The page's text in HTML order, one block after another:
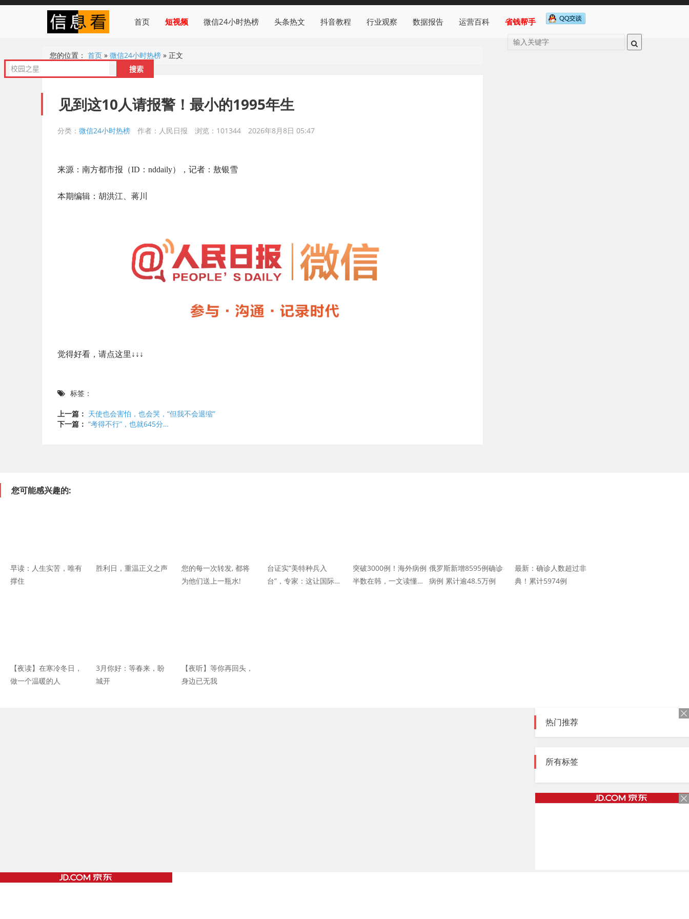
首页 短视频 微信24小时热榜 头条热文 抖音教程 行业观察 数据报告 运营百科 省钱帮手
您的位置： 首页 » 微信24小时热榜 » 正文
见到这10人请报警！最小的1995年生
分类： 微信24小时热榜 作者：人民日报 浏览：101344 2026年8月8日 05:47
来源：南方都市报（ID：nddaily），记者：敖银雪
本期编辑：胡洪江、蒋川
觉得好看，请点这里↓↓↓
标签：
上一篇： 天使也会害怕，也会哭，“但我不会退缩”
下一篇： “考得不行”，也就645分…
您可能感兴趣的:
早读：人生实苦，唯有
撑住
胜利日，重温正义之声
您的每一次转发, 都将
为他们送上一瓶水!
台证实“美特种兵入
台”，专家：这让国际社
突破3000例！海外病例
半数在韩，一文读懂韩
俄罗斯新增8595例确诊
病例 累计逾48.5万例
最新：确诊人数超过非
典！累计5974例
【夜读】在寒冷冬日，
做一个温暖的人
3月你好：等春来，盼
城开
【夜听】等你再回头，
身边已无我
热门推荐
所有标签